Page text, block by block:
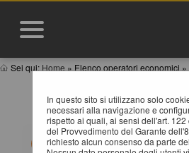
Sei qui: Home » Elenco operatori economici »
In questo sito si utilizzano solo
necessari alla navigazione e
rispetto ai quali, ai sensi dell'art.
del Provvedimento del Garante
richiesto alcun consenso da parte
BANDI E AVVISI
OPERATORI ECONOMICI
Elenco dei bandi d'iscrizione
economici attualmente